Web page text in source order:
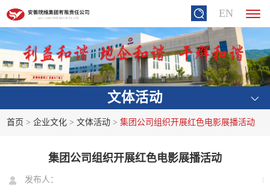
EN
文体活动
首页 >企业文化 >文体活动 >集团公司组织开展红色电影展播活动
集团公司组织开展红色电影展播活动
发布人：